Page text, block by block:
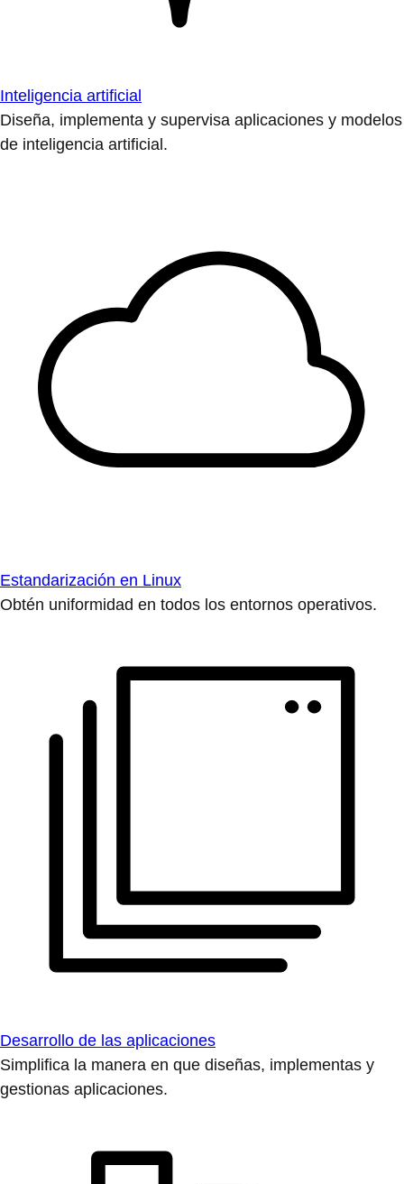
Inteligencia artificial
Diseña, implementa y supervisa aplicaciones y modelos
de inteligencia artificial.
Estandarización en Linux
Obtén uniformidad en todos los entornos operativos.
Desarrollo de las aplicaciones
Simplifica la manera en que diseñas, implementas y
gestionas aplicaciones.